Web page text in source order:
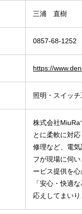
三浦 直樹
0857-68-1252
https://
照明・スイッ
株式会社
とに柔軟に対
修理など、電
フが現場に伺
ービス提供を
「安心・快適
応えしてまい